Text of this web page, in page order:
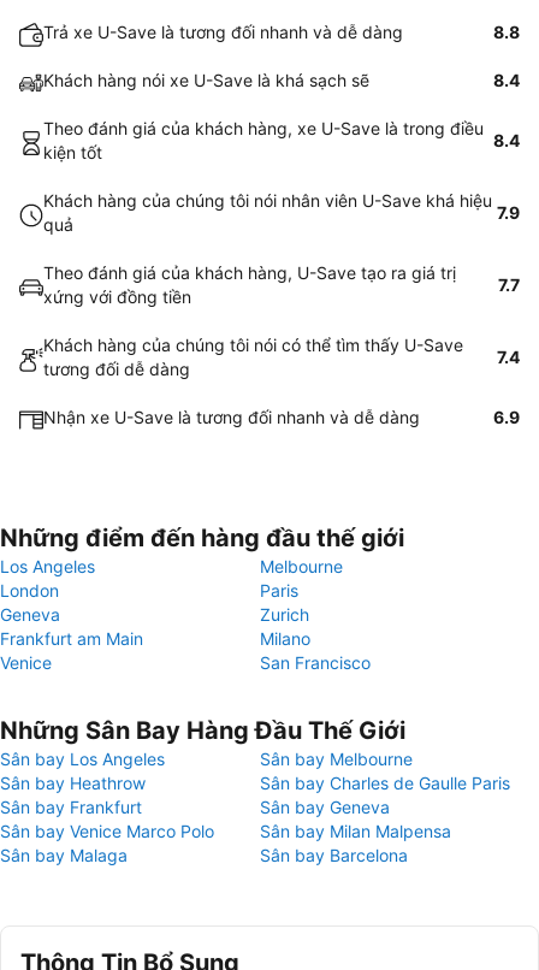
Trả xe U-Save là tương đối nhanh và dễ dàng 8.8
Khách hàng nói xe U-Save là khá sạch sẽ 8.4
Theo đánh giá của khách hàng, xe U-Save là trong điều
kiện tốt
8.4
Khách hàng của chúng tôi nói nhân viên U-Save khá hiệu
quả
7.9
Theo đánh giá của khách hàng, U-Save tạo ra giá trị
xứng với đồng tiền
7.7
Khách hàng của chúng tôi nói có thể tìm thấy U-Save
tương đối dễ dàng
7.4
Nhận xe U-Save là tương đối nhanh và dễ dàng 6.9
Những điểm đến hàng đầu thế giới
Los Angeles
Melbourne
London
Paris
Geneva
Zurich
Frankfurt am Main
Milano
Venice
San Francisco
Những Sân Bay Hàng Đầu Thế Giới
Sân bay Los Angeles
Sân bay Melbourne
Sân bay Heathrow
Sân bay Charles de Gaulle Paris
Sân bay Frankfurt
Sân bay Geneva
Sân bay Venice Marco Polo
Sân bay Milan Malpensa
Sân bay Malaga
Sân bay Barcelona
Thông Tin Bổ Sung